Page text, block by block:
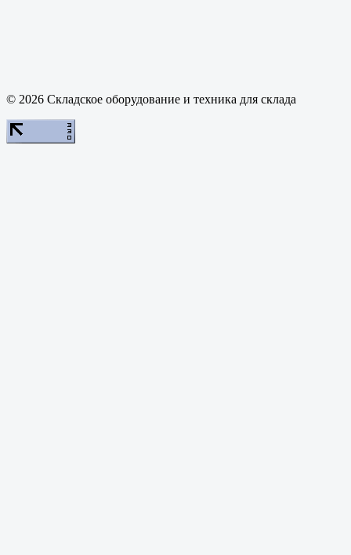
© 2026 Складское оборудование и техника для склада